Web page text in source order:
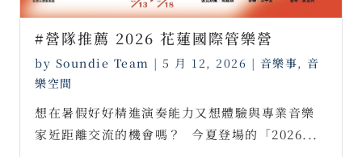
#營隊推薦 2026 花蓮國際管樂營
by Soundie Team | 5 月 12, 2026 | 音樂事, 音
樂空間
想在暑假好好精進演奏能力又想體驗與專業音樂
家近距離交流的機會嗎？⠀今夏登場的「2026...